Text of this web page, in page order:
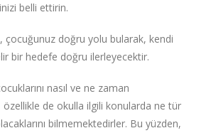
belli ettirin.
çocuğunuz doğru yolu bularak, kendi
bir hedefe doğru ilerleyecektir.
nasıl ve ne zaman
özellikle de okulla ilgili konularda ne tür
bilmemektedirler. Bu yüzden,